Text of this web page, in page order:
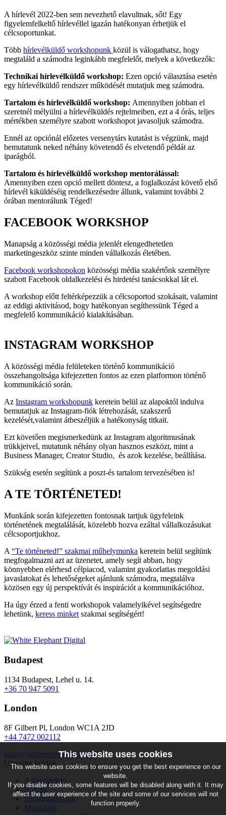
A hírlevél 2022-ben sem nevezhető elavultnak, sőt! Egy
figyelemfelkeltő hírlevéllel igazán hatékonyan érhetjük el
célcsoportunkat.
Több hírlevélküldő workshopunk közül is válogathatsz, hogy
megtaláld a számodra leginkább megfelelőt, melyek a következők:
Technikai hírlevélküldő workshop: Ezen opció választása esetén
egy hírlevélküldő rendszer működését mutatjuk meg számodra.
Tartalom és hírlevélküldő workshop: Amennyiben jobban el
szeretnél mélyülni a hírlevélküldés rejtelmeiben, ezt a 4 órás, teljes
mértékben személyre szabott workshopot javasoljuk számodra.
Ennél az opciónál előzetes versenytárs kutatást is végzünk, majd
bemutatunk neked néhány követendő és elvetendő példát az
iparágból.
Tartalom és hírlevélküldő workshop mentorálással:
Amennyiben ezen opció mellett döntesz, a foglalkozást követő első
hírlevél kiküldéséig rendelkezésedre állunk, valamint további 2
órában mentorálunk Téged!
FACEBOOK WORKSHOP
Manapság a közösségi média jelenlét elengedhetetlen
marketingeszköz szinte minden vállalkozás életében.
Facebook workshopokon közösségi média szakértőnk személyre
szabott Facebook oldalkezelési és hirdetési tanácsokkal lát el.
A workshop előtt feltérképezzük a célcsoportod szokásait, valamint
az eddigi aktivitásod, hogy hatékonyan segíthessünk Téged a
megfelelő kommunikáció kialakításában.
INSTAGRAM WORKSHOP
A közösségi média felületeken történő kommunikáció
összehangoltsága kifejezetten fontos az ezen platformon történő
kommunikáció során.
Az Instagram workshopunk keretein belül az alapoktól indulva
bemutatjuk az Instagram-fiók létrehozását, szakszerű
kezelését,valamint átbeszéljük a hatékonyság titkait.
Ezt követően megismerkedünk az Instagram algoritmusának
trükkjeivel, mutatunk néhány olyan hasznos eszközt, mint a
Business Manager, Creator Studio, és azok kezelése, beállítása.
Szükség esetén segítünk a poszt-és tartalom tervezésében is!
A TE TÖRTÉNETED!
Munkánk során kifejezetten fontosnak tartjuk ügyfeleink
történetének megtalálását, közelebb hozva ezáltal vállalkozásukat
célcsoportjukhoz.
A “Te történeted!” szakmai műhelymunka keretein belül segítünk
megfogalmazni azt az üzenetet, amely segít abban, hogy
könnyebben elérhesd célpiacod, valamint gyakorlatias megoldási
javaslatokat és lehetőségeket ajánlunk számodra, megtalálva
közösen egy új perspektívát és inspirációt a kommunikációhoz.
Ha úgy érzed a fenti workshopok valamelyikével segítségedre
lehetünk, keress minket szakmai segítségért!
Budapest
1134 Budapest, Lehel u. 14.
+36 70 947 5091
London
8F Gilbert Pl, London WC1A 2JD
+44 7472 002112
hello@whiteelephant.digital
Üzenetet küldök
Adatvédelem
Rólunk
Szolgáltatásaink
Munkáink
This website uses cookies
This website uses cookies to ensure you get the best experience on our
website.
If you disable cookies, some features will be disabled along with it. It may
affect the user experience of the site and some of our services will not
function properly.